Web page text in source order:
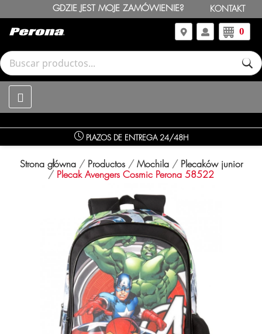
GDZIE JEST MOJE ZAMÓWIENIE? KONTAKT
0
PLAZOS DE ENTREGA 24/48H
Strona główna Productos Mochila
Plecaków junior
Plecak Avengers Cosmic Perona 58522